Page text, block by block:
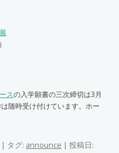
スの入学願書の三次締切は3月
随時受け付けています。ホー
| タグ: announce | 投稿日: